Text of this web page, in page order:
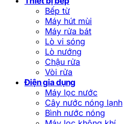
Bếp từ
Máy hút mùi
Máy rửa bát
Lò vi sóng
Lò nướng
Chậu rửa
Vòi rửa
Điện gia dụng
Máy lọc nước
Cây nước nóng lạnh
Bình nước nóng